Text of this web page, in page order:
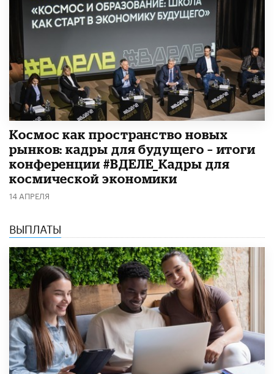
Космос как пространство новых
рынков: кадры для будущего – итоги
конференции #ВДЕЛЕ_Кадры для
космической экономики
14 АПРЕЛЯ
ВЫПЛАТЫ